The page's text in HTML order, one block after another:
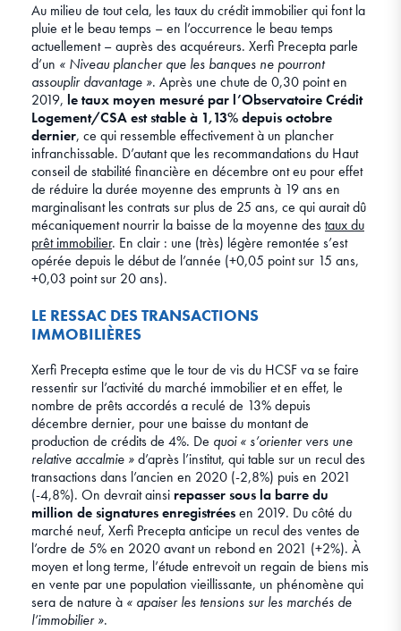
Au milieu de tout cela, les taux du crédit immobilier qui font la
pluie et le beau temps – en l’occurrence le beau temps
actuellement – auprès des acquéreurs. Xerfi Precepta parle
d’un « Niveau plancher que les banques ne pourront
assouplir davantage ». Après une chute de 0,30 point en
2019, le taux moyen mesuré par l’Observatoire Crédit
Logement/CSA est stable à 1,13% depuis octobre
dernier, ce qui ressemble effectivement à un plancher
infranchissable. D’autant que les recommandations du Haut
conseil de stabilité financière en décembre ont eu pour effet
de réduire la durée moyenne des emprunts à 19 ans en
marginalisant les contrats sur plus de 25 ans, ce qui aurait dû
mécaniquement nourrir la baisse de la moyenne destaux du
prêt immobilier. En clair : une (très) légère remontée s’est
opérée depuis le début de l’année (+0,05 point sur 15 ans,
+0,03 point sur 20 ans).
LE RESSAC DES TRANSACTIONS
IMMOBILIÈRES
Xerfi Precepta estime que le tour de vis du HCSF va se faire
ressentir sur l’activité du marché immobilier et en effet, le
nombre de prêts accordés a reculé de 13% depuis
décembre dernier, pour une baisse du montant de
production de crédits de 4%. De quoi « s’orienter vers une
relative accalmie »d’après l’institut, qui table sur un recul des
transactions dans l’ancien en 2020 (-2,8%) puis en 2021
(-4,8%). On devrait ainsi repasser sous la barre du
million de signatures enregistréesen 2019. Du côté du
marché neuf, Xerfi Precepta anticipe un recul des ventes de
l’ordre de 5% en 2020 avant un rebond en 2021 (+2%). À
moyen et long terme, l’étude entrevoit un regain de biens mis
en vente par une population vieillissante, un phénomène qui
sera de nature à « apaiser les tensions sur les marchés de
l’immobilier ».